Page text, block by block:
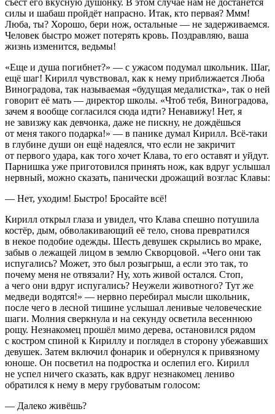
силы и шабаш пройдёт напрасно. Итак, кто первая? Ммм!
Люба, ты? Хорошо, бери нож, остальные — не задерживаемся.
Человек быстро может потерять кровь. Поздравляю, ваша
жизнь изменится, ведьмы!
«Еще и душа погибнет?» — с ужасом подумал школьник. Шаг,
ещё шаг! Кирилл чувствовал, как к нему приближается Люба
Виноградова, так называемая «будущая медалистка», так о ней
говорит её мать — директор школы. «Чтоб тебя, Виноградова,
зачем я вообще согласился сюда идти? Ненавижу! Нет, я
не завизжу как девчонка, даже не пискну, не дождёшься
от меня такого подарка!» — в панике думал Кирилл. Всё-таки
в глубине души он ещё надеялся, что если не закричит
от первого удара, как того хочет Клава, то его оставят и уйдут.
Парнишка уже приготовился принять нож, как вдруг услышал
нервный, можно сказать, панически дрожащий возглас Клавы:
— Нет, уходим! Быстро! Бросайте всё!
Кирилл открыл глаза и увидел, что Клава спешно потушила
костёр, дым, обволакивающий её тело, снова превратился
в некое подобие одежды. Шесть девушек скрылись во мраке,
забыв о лежащей лицом в землю Скворцовой. «Чего они так
испугались? Может, это был розыгрыш, а если это так, то
почему меня не отвязали? Ну, хоть живой остался. Стоп,
а чего они вдруг испугались? Неужели животного? Тут же
медведи водятся!» — нервно перебирал мысли школьник,
после чего в лесной тишине услышал ленивые человеческие
шаги. Молния сверкнула и на секунду осветила весеннюю
рощу. Незнакомец прошёл мимо дерева, остановился рядом
с костром спиной к Кириллу и поглядел в сторону убежавших
девушек. Затем включил фонарик и обернулся к привязному
юноше. Он посветил на подростка и ослепил его. Кирилл
не успел ничего сказать, как вдруг незнакомец лениво
обратился к нему в меру грубоватым голосом:
— Далеко живёшь?